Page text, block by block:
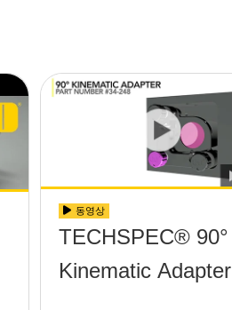
동영상
TECHSPEC® 90°
Kinematic Adapter